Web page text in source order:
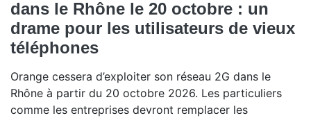
dans le Rhône le 20 octobre : un
drame pour les utilisateurs de vieux
téléphones
Orange cessera d’exploiter son réseau 2G dans le
Rhône à partir du 20 octobre 2026. Les particuliers
comme les entreprises devront remplacer les